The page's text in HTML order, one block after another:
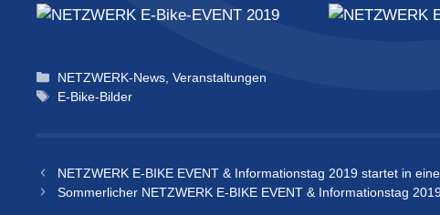
Kategorien
NETZWERK-News ,Veranstaltungen
Schlagwörter
E-Bike-Bilder
NETZWERK E-BIKE EVENT & Informationstag 2019 startet in
Sommerlicher NETZWERK E-BIKE EVENT & Informationstag